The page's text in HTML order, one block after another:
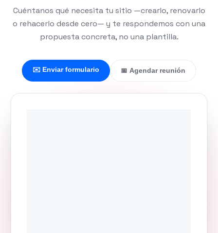
Cuéntanos qué necesita tu sitio —crearlo, renovarlo
o rehacerlo desde cero— y te respondemos con una
propuesta concreta, no una plantilla.
✉️ Enviar formulario 📅 Agendar reunión